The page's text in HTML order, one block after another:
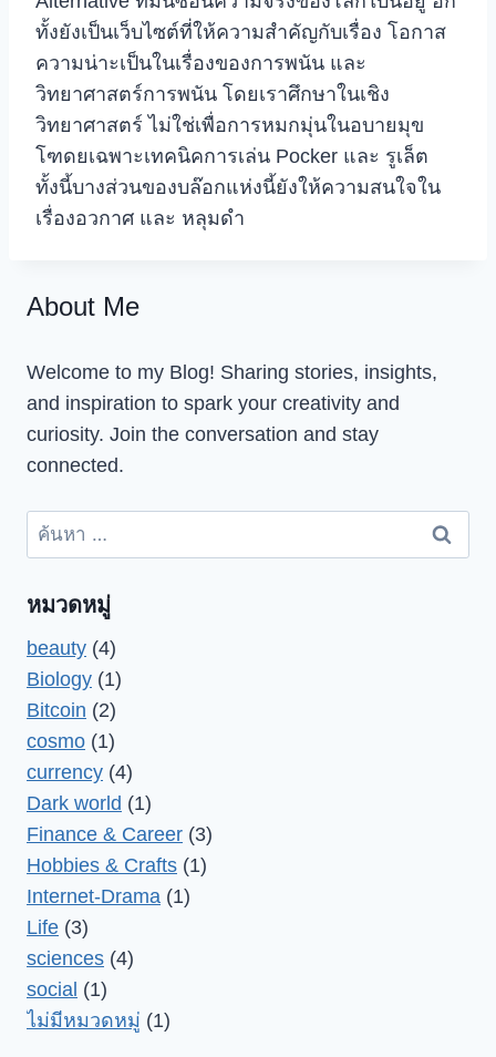
ทั้งยังเป็นเว็บไซต์ที่ให้ความสำคัญกับเรื่อง โอกาส
ความน่าะเป็นในเรื่องของการพนัน และ
วิทยาศาสตร์การพนัน โดยเราศึกษาในเชิง
วิทยาศาสตร์ ไม่ใช่เพื่อการหมกมุ่นในอบายมุข
โฑดยเฉพาะเทคนิคการเล่น Pocker และ รูเล็ต
ทั้งนี้บางส่วนของบล๊อกแห่งนี้ยังให้ความสนใจใน
เรื่องอวกาศ และ หลุมดำ
About Me
Welcome to my Blog! Sharing stories, insights,
and inspiration to spark your creativity and
curiosity. Join the conversation and stay
connected.
ค้นหา
สำหรับ:
หมวดหมู่
beauty (4)
Biology (1)
Bitcoin (2)
cosmo (1)
currency (4)
Dark world (1)
Finance & Career (3)
Hobbies & Crafts (1)
Internet-Drama (1)
Life (3)
sciences (4)
social (1)
ไม่มีหมวดหมู่ (1)